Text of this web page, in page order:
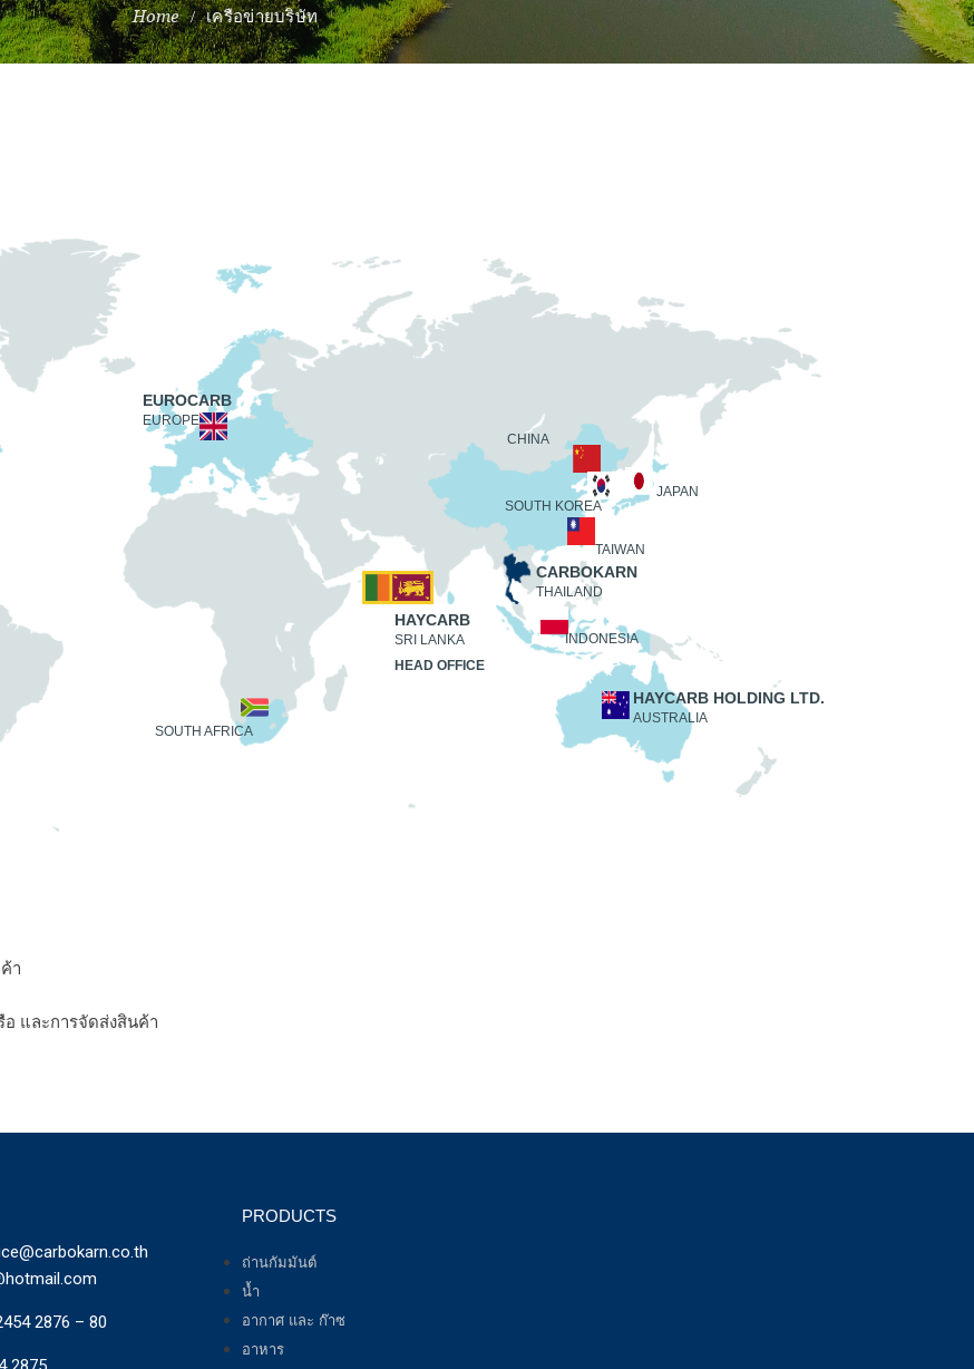
เครือข่ายบริษัท
EUROCARB
EUROPE
SOUTH AFRICA
HAYCARB
SRI LANKA
HEAD OFFICE
CARBOKARN
THAILAND
INDONESIA
HAYCARB HOLDING LTD.
AUSTRALIA
TAIWAN
SOUTH KOREA
CHINA
JAPAN
า
อ และการจัดส่งสินค้า
2876 – 80
PRODUCTS
ถ่านกัมมันต์
น้ำ
อากาศ และ ก๊าซ
อาหาร